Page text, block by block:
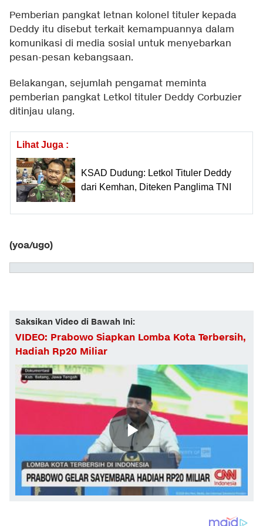
Pemberian pangkat letnan kolonel tituler kepada
Deddy itu disebut terkait kemampuannya dalam
komunikasi di media sosial untuk menyebarkan
pesan-pesan kebangsaan.
Belakangan, sejumlah pengamat meminta
pemberian pangkat Letkol tituler Deddy Corbuzier
ditinjau ulang.
Lihat Juga :
KSAD Dudung: Letkol Tituler Deddy
dari Kemhan, Diteken Panglima TNI
(yoa/ugo)
Saksikan Video di Bawah Ini:
VIDEO: Prabowo Siapkan Lomba Kota Terbersih,
Hadiah Rp20 Miliar